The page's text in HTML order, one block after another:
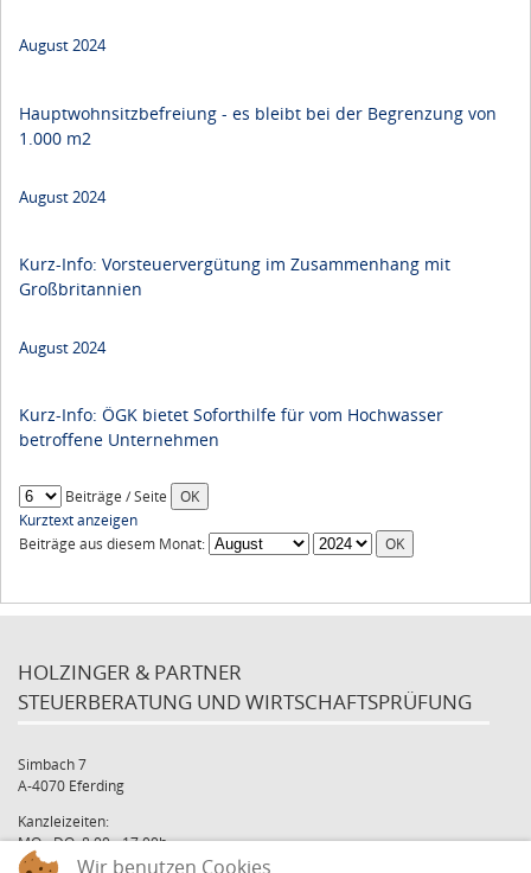
August 2024
Hauptwohnsitzbefreiung - es bleibt bei der Begrenzung von
1.000 m2
August 2024
Kurz-Info: Vorsteuervergütung im Zusammenhang mit
Großbritannien
August 2024
Kurz-Info: ÖGK bietet Soforthilfe für vom Hochwasser
betroffene Unternehmen
Beiträge / Seite
Kurztext anzeigen
Beiträge aus diesem Monat:
HOLZINGER & PARTNER
STEUERBERATUNG UND WIRTSCHAFTSPRÜFUNG
Simbach 7
A-4070 Eferding
Kanzleizeiten:
MO - DO: 8:00 - 17:00h
FR: 8:00 - 12:00hWir benutzen Cookies